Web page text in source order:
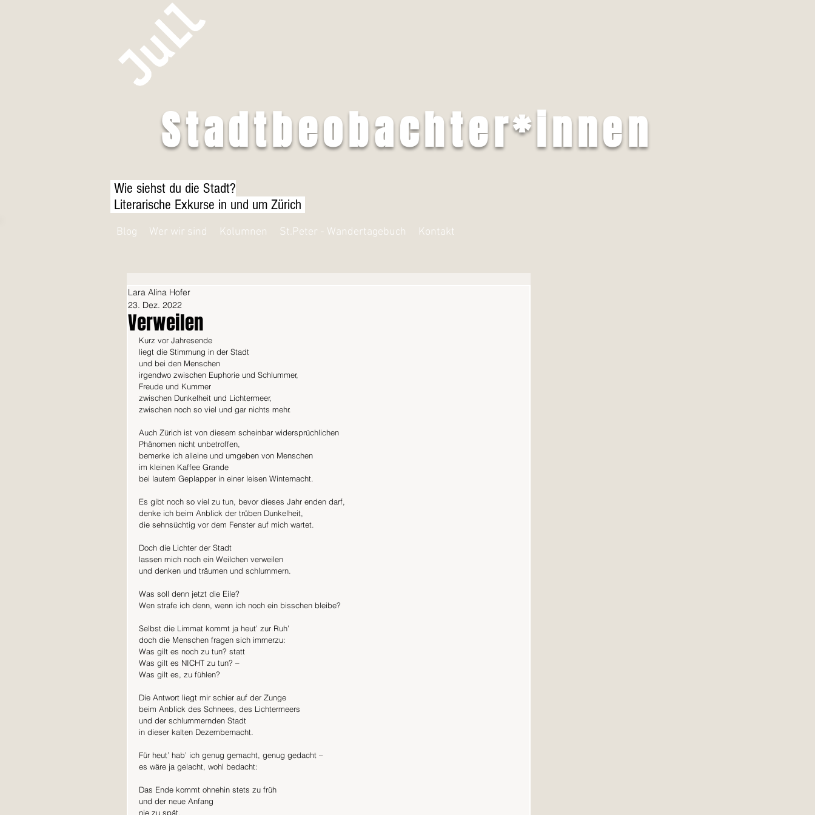
Stadtbeobachter*innen
Wie siehst du die Stadt?
Literarische Exkurse in und um Zürich
Blog Wer wir sind Kolumnen St.Peter - Wandertagebuch Kontakt
Verweilen
Lara Alina Hofer
23. Dez. 2022
Kurz vor Jahresende
liegt die Stimmung in der Stadt
und bei den Menschen
irgendwo zwischen Euphorie und Schlummer,
Freude und Kummer
zwischen Dunkelheit und Lichtermeer,
zwischen noch so viel und gar nichts mehr.
Auch Zürich ist von diesem scheinbar widersprüchlichen
Phänomen nicht unbetroffen,
bemerke ich alleine und umgeben von Menschen
im kleinen Kaffee Grande
bei lautem Geplapper in einer leisen Winternacht.
Es gibt noch so viel zu tun, bevor dieses Jahr enden darf,
denke ich beim Anblick der trüben Dunkelheit,
die sehnsüchtig vor dem Fenster auf mich wartet.
Doch die Lichter der Stadt
lassen mich noch ein Weilchen verweilen
und denken und träumen und schlummern.
Was soll denn jetzt die Eile?
Wen strafe ich denn, wenn ich noch ein bisschen bleibe?
Selbst die Limmat kommt ja heut’ zur Ruh’
doch die Menschen fragen sich immerzu:
Was gilt es noch zu tun? statt
Was gilt es NICHT zu tun? –
Was gilt es, zu fühlen?
Die Antwort liegt mir schier auf der Zunge
beim Anblick des Schnees, des Lichtermeers
und der schlummernden Stadt
in dieser kalten Dezembernacht.
Für heut’ hab’ ich genug gemacht, genug gedacht –
es wäre ja gelacht, wohl bedacht:
Das Ende kommt ohnehin stets zu früh
und der neue Anfang
nie zu spät.